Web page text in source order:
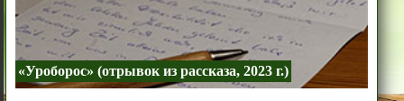
«Уроборос» (отрывок из рассказа, 2023 г.)